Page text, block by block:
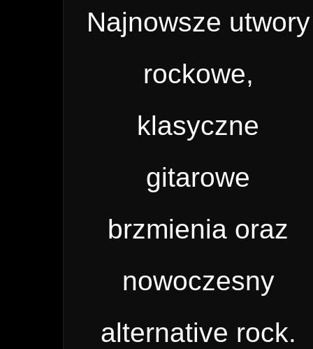
Najnowsze utwory
rockowe,
klasyczne
gitarowe
brzmienia oraz
nowoczesny
alternative rock.